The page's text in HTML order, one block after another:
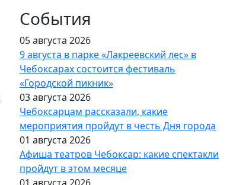
События
05 августа 2026
9 августа в парке «Лакреевский лес» в
Чебоксарах состоится фестиваль
«Городской пикник»
03 августа 2026
Чебоксарцам рассказали, какие
мероприятия пройдут в честь Дня города
01 августа 2026
Афиша театров Чебоксар: какие спектакли
пройдут в этом месяце